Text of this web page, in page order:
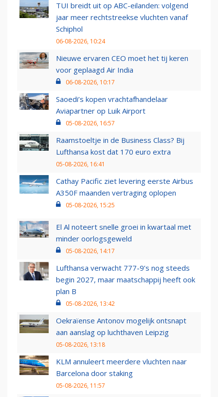
TUI breidt uit op ABC-eilanden: volgend
jaar meer rechtstreekse vluchten vanaf
Schiphol
06-08-2026, 10:24
Nieuwe ervaren CEO moet het tij keren
voor geplaagd Air India
06-08-2026, 10:17
Saoedi’s kopen vrachtafhandelaar
Aviapartner op Luik Airport
05-08-2026, 16:57
Raamstoeltje in de Business Class? Bij
Lufthansa kost dat 170 euro extra
05-08-2026, 16:41
Cathay Pacific ziet levering eerste Airbus
A350F maanden vertraging oplopen
05-08-2026, 15:25
El Al noteert snelle groei in kwartaal met
minder oorlogsgeweld
05-08-2026, 14:17
Lufthansa verwacht 777-9’s nog steeds
begin 2027, maar maatschappij heeft ook
plan B
05-08-2026, 13:42
Oekraïense Antonov mogelijk ontsnapt
aan aanslag op luchthaven Leipzig
05-08-2026, 13:18
KLM annuleert meerdere vluchten naar
Barcelona door staking
05-08-2026, 11:57